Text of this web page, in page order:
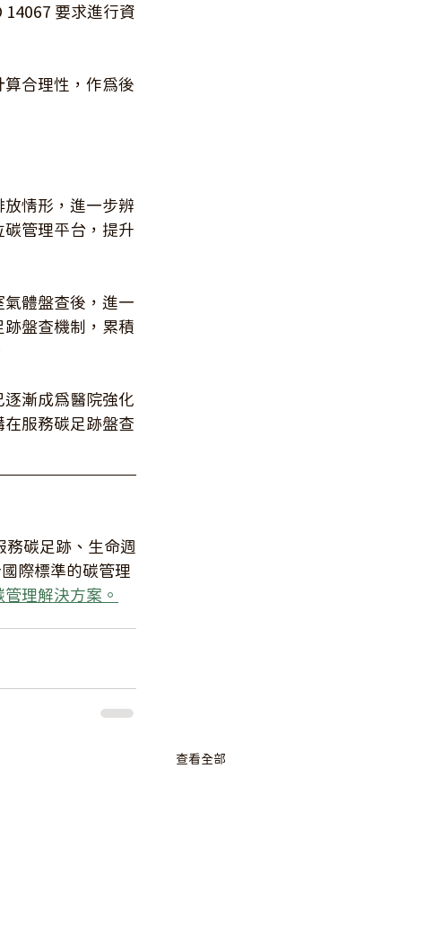
要求進行資
合理性，作為後
情形，進一步辨
管理平台，提升
體盤查後，進一
盤查機制，累積
漸成為醫院強化
服務碳足跡盤查
務碳足跡、生命週
際標準的碳管理
理解決方案。
查看全部